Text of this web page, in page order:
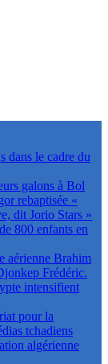
dans le cadre du
galons à Bol
rebaptisée «
dit Jorio Stars »
800 enfants en
aérienne Brahim
Frédéric.
intensifient
pour la
tchadiens
algérienne